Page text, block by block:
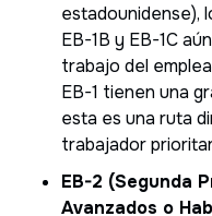
estadounidense),
EB-1B y EB-1C
trabajo del
EB-1 tienen una
esta es una ruta
trabajador
EB-2 (Segunda
Avanzados o